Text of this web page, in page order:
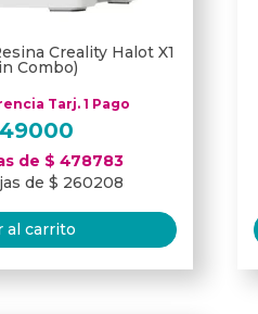
Creality Halot X1
Combo)
Tarj. 1 Pago
de $ 478783
de $ 260208
al carrito